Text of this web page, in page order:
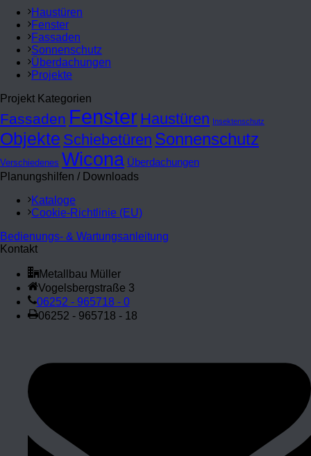
Haustüren
Fenster
Fassaden
Sonnenschutz
Überdachungen
Projekte
Projekt Kategorien
Fassaden Fenster Haustüren Insektenschutz
Objekte Schiebetüren Sonnenschutz
Verschiedenes Wicona Überdachungen
Planungshilfen / Downloads
Kataloge
Cookie-Richtlinie (EU)
Bedienungs- & Wartungsanleitung
Kontakt
Metallbau Müller
Vogelsbergstraße 3
06252 - 965718 - 0
06252 - 965718 - 18